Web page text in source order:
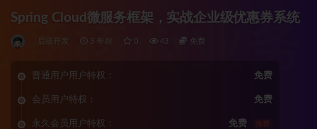
Spring Cloud微服务框架，实战企业级优惠券系统
后端开发 3 年前 0 43 免费
普通用户用户特权： 免费
会员用户特权： 免费
永久会员用户特权： 免费 推荐